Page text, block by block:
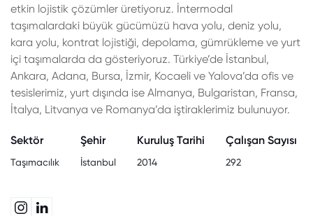
etkin lojistik çözümler üretiyoruz. İntermodal
taşımalardaki büyük gücümüzü hava yolu, deniz yolu,
kara yolu, kontrat lojistiği, depolama, gümrükleme ve yurt
içi taşımalarda da gösteriyoruz. Türkiye’de İstanbul,
Ankara, Adana, Bursa, İzmir, Kocaeli ve Yalova’da ofis ve
tesislerimiz, yurt dışında ise Almanya, Bulgaristan, Fransa,
İtalya, Litvanya ve Romanya’da iştiraklerimiz bulunuyor.
Sektör
Taşımacılık
Şehir
İstanbul
Kuruluş Tarihi
2014
Çalışan Sayısı
292